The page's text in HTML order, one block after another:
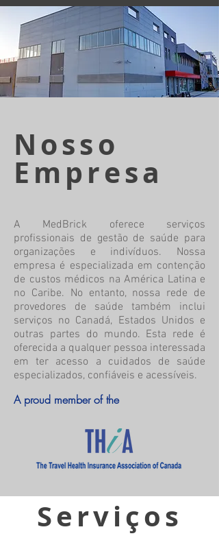
Nosso
Empresa
A MedBrick oferece serviços
profissionais de gestão de saúde para
organizações e indivíduos. Nossa
empresa é especializada em contenção
de custos médicos na América Latina e
no Caribe. No entanto, nossa rede de
provedores de saúde também inclui
serviços no Canadá, Estados Unidos e
outras partes do mundo. Esta rede é
oferecida a qualquer pessoa interessada
em ter acesso a cuidados de saúde
especializados, confiáveis e acessíveis.
A proud member of the
Serviços